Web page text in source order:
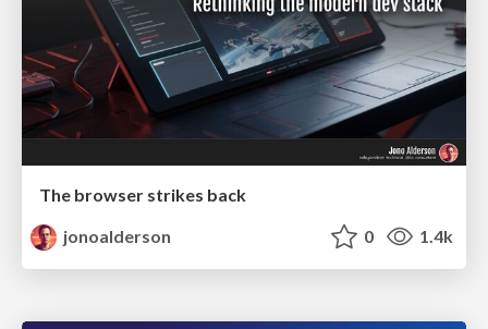
The browser strikes back
jonoalderson
0 1.4k